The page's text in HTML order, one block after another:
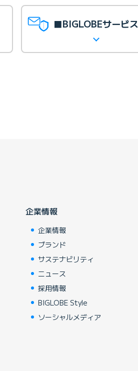
■BIGLOBEサービス
企業情報
企業情報
ブランド
サステナビリティ
ニュース
採用情報
BIGLOBE Style
ソーシャルメディア